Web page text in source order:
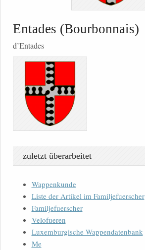
Entades (Bourbonnais)
d’Entades
zuletzt überarbeitet
Wappenkunde
Liste der Artikel im Familjefuerscher
Familjefuerscher
Velofueren
Luxemburgische Wappendatenbank
Me